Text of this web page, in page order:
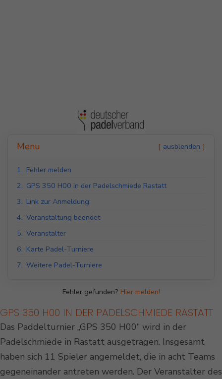
Menu ausblenden
1. Fehler melden
2. GPS 350 H00 in der Padelschmiede Rastatt
3. Link zur Anmeldung:
4. Veranstaltung beendet
5. Veranstalter
6. Karte Padel-Turniere
7. Weitere Padel-Turniere
Fehler gefunden? Hier melden!
GPS 350 H00 IN DER PADELSCHMIEDE RASTATT
Das Paddelturnier „GPS 350 H00“ wird in der
Padelschmiede in Rastatt ausgetragen. Insgesamt
haben sich 11 Spieler angemeldet, die in acht Teams
gegeneinander antreten werden. Der Veranstalter des